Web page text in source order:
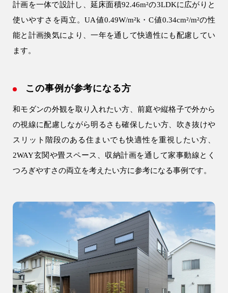
計画を一体で設計し、延床面積92.46m²の3LDKに広がりと
使いやすさを両立。UA値0.49W/m²k・C値0.34cm²/m²の性
能と計画換気により、一年を通して快適性にも配慮してい
ます。
この事例が参考になる方
和モダンの外観を取り入れたい方、前庭や縦格子で外から
の視線に配慮しながら明るさも確保したい方、吹き抜けや
スリット階段のある住まいでも快適性を重視したい方、
2WAY玄関や畳スペース、収納計画を通して家事動線とく
つろぎやすさの両立を考えたい方に参考になる事例です。
会社情報
営業時間 9時〜18時
0120-70-1212
リフォーム
0120-37-7611
アフターメンテナンス
営業時間 9時〜17時（定休／水曜日）